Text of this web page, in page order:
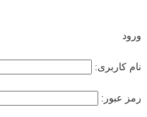
ورود
نام کاربری:
رمز عبور: